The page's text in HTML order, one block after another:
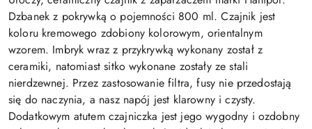
Dzbanek z pokrywką o pojemności 800 ml. Czajnik jest
koloru kremowego zdobiony kolorowym, orientalnym
wzorem. Imbryk wraz z przykrywką wykonany został z
ceramiki, natomiast sitko wykonane zostały ze stali
nierdzewnej. Przez zastosowanie filtra, fusy nie przedostają
się do naczynia, a nasz napój jest klarowny i czysty.
Dodatkowym atutem czajniczka jest jego wygodny i ozdobny